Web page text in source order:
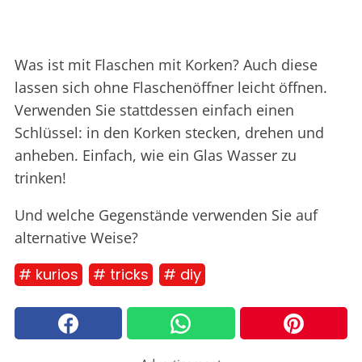
Was ist mit Flaschen mit Korken? Auch diese
lassen sich ohne Flaschenöffner leicht öffnen.
Verwenden Sie stattdessen einfach einen
Schlüssel: in den Korken stecken, drehen und
anheben. Einfach, wie ein Glas Wasser zu
trinken!
Und welche Gegenstände verwenden Sie auf
alternative Weise?
# kurios # tricks # diy